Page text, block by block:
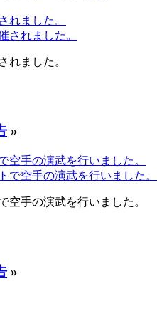
れました。
れました。
»
空手の演武を行いました。
空手の演武を行いました。
»